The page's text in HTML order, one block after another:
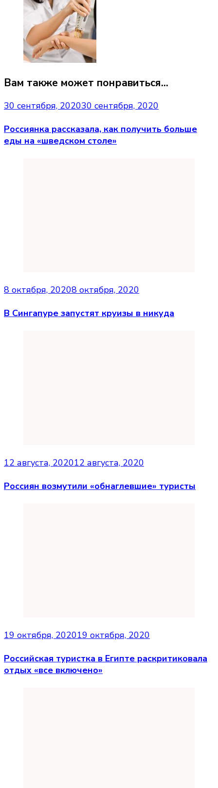
Вам также может понравиться...
30 сентября, 202030 сентября, 2020
Россиянка рассказала, как получить больше
еды на «шведском столе»
8 октября, 20208 октября, 2020
В Сингапуре запустят круизы в никуда
12 августа, 202012 августа, 2020
Россиян возмутили «обнаглевшие» туристы
19 октября, 202019 октября, 2020
Российская туристка в Египте раскритиковала
отдых «все включено»